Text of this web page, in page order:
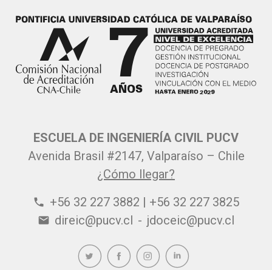
ESCUELA DE INGENIERÍA CIVIL PUCV
Avenida Brasil #2147, Valparaíso – Chile
¿Cómo llegar?
phone +56 32 227 3882 | +56 32 227 3825
email direic@pucv.cl - jdoceic@pucv.cl